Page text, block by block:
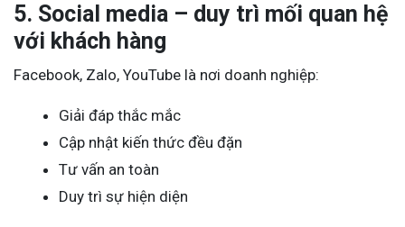
5. Social media – duy trì mối quan hệ
với khách hàng
Facebook, Zalo, YouTube là nơi doanh nghiệp:
Giải đáp thắc mắc
Cập nhật kiến thức đều đặn
Tư vấn an toàn
Duy trì sự hiện diện